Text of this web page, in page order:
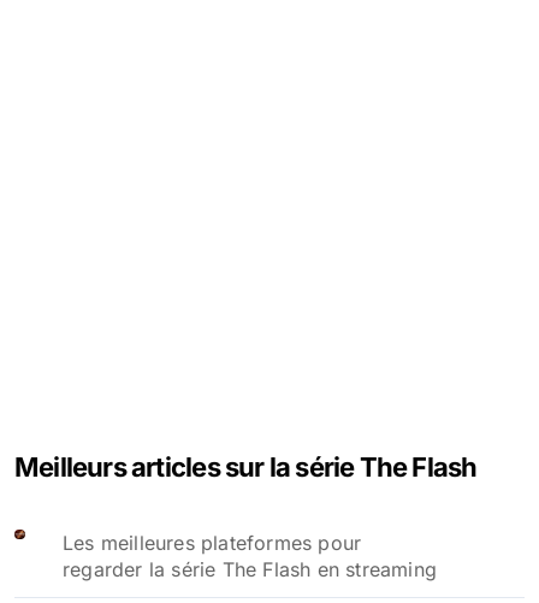
Meilleurs articles sur la série The Flash
Les meilleures plateformes pour
regarder la série The Flash en streaming